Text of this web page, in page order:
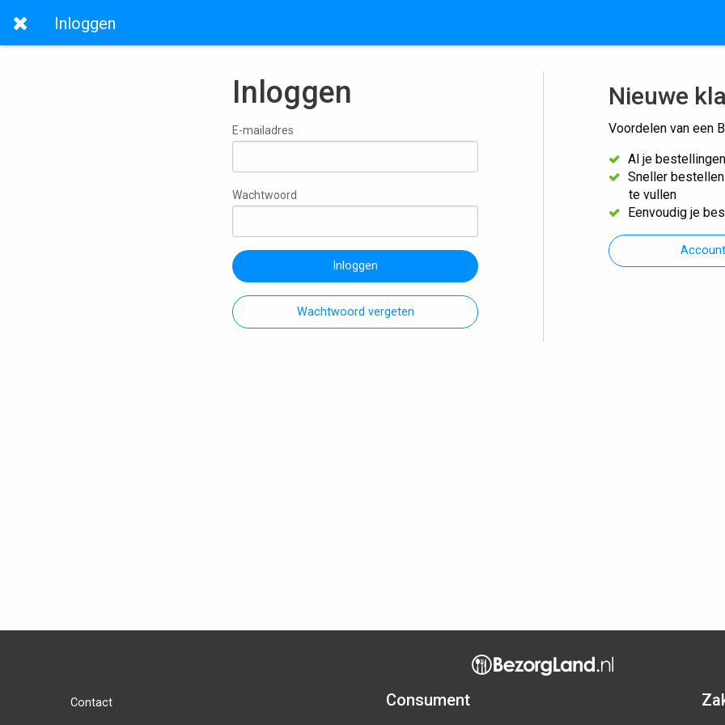
Inloggen
Inloggen
E-mailadres
Wachtwoord
Inloggen
Wachtwoord vergeten
Nieuwe
Voordelen van een
Al je
Sneller
te vullen
Eenvoudig je
Contact Consument